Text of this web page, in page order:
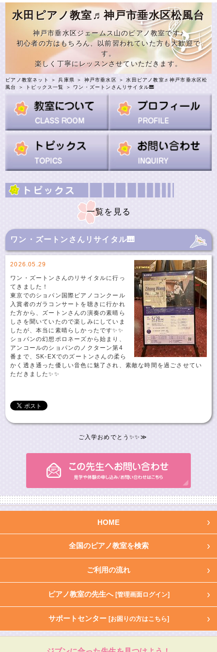
水田ピアノ教室♬神戸市垂水区松風台
神戸市垂水区ジェームス山のピアノ教室です♪
初心者の方はもちろん、以前習われていた方も大歓迎で
す。
楽しく丁寧にレッスンさせていただきます。
ピアノ教室ネット ＞兵庫県 ＞ 神戸市垂水区 ＞水田ピアノ教室♬神戸市垂水区松
風台
＞ トピックス一覧 ＞ ワン・ズートンさんリサイタル🎹
一覧を見る
ワン・ズートンさんリサイタル🎹
2026.05.29
ワン・ズートンさんのリサイタルに行っ
てきました！
東京でのショパン国際ピアノコンクール
入賞者のガラコンサートを聴きに行かれ
た方から、ズートンさんの演奏の素晴ら
しさを聞いていたので楽しみにしていま
したが、本当に素晴らしかったです✨✨
ショパンの幻想ポロネーズから始まり、
アンコールのショパンのノクターン第4
番まで、SK-EXでのズートンさんの柔ら
かく透き通った優しい音色に魅了され、素敵な時間を過ごさせてい
ただきました✨✨
ご入学おめでとう✨✨≫
HOME
全国のピアノ教室を検索
ご利用の流れ
ピアノ教室の先生へ [管理画面ログイン]
サポートセンター [お困りの方はこちら]